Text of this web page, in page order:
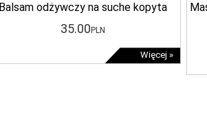
Balsam odżywczy na suche kopyta
35.00PLN
Więcej »